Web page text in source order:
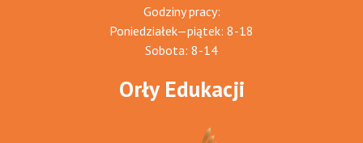
Godziny pracy:
Poniedziałek—piątek: 8-18
Sobota: 8-14
Orły Edukacji